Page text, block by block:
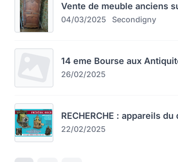
Vente de meuble anciens
04/03/2025 Secondigny
14 eme Bourse aux
26/02/2025
RECHERCHE : appareils
22/02/2025